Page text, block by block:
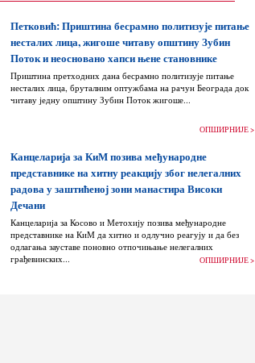
Петковић: Приштина бесрамно политизује питање
несталих лица, жигоше читаву општину Зубин
Поток и неосновано хапси њене становнике
Приштина претходних дана бесрамно политизује питање
несталих лица, бруталним оптужбама на рачун Београда док
читаву једну општину Зубин Поток жигоше...
ОПШИРНИЈЕ >
Канцеларија за КиМ позива међународне
представнике на хитну реакцију због нелегалних
радова у заштићеној зони манастира Високи
Дечани
Канцеларија за Косово и Метохију позива међународне
представнике на КиМ да хитно и одлучно реагују и да без
одлагања зауставе поновно отпочињање нелегалних
грађевинских...
ОПШИРНИЈЕ >